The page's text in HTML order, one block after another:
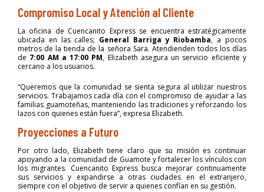
Compromiso Local y Atención al Cliente
La oficina de Cuencanito Express se encuentra estratégicamente
ubicada en las calles; General Barriga y Riobamba, a pocos
metros de la tienda de la señora Sara. Atendienden todos los días
de 7:00 AM a 17:00 PM, Elizabeth asegura un servicio eficiente y
cercano a los usuarios.
“Queremos que la comunidad se sienta segura al utilizar nuestros
servicios. Trabajamos cada día con el compromiso de ayudar a las
familias guamoteñas, manteniendo las tradiciones y reforzando los
lazos con quienes están fuera”, expresa Elizabeth.
Proyecciones a Futuro
Por otro lado, Elizabeth tiene claro que su misión es continuar
apoyando a la comunidad de Guamote y fortalecer los vínculos con
los migrantes. Cuencanito Express busca mejorar continuamente
sus servicios y expandirse a otras ciudades en el extranjero,
siempre con el objetivo de servir a quienes confían en su gestión.